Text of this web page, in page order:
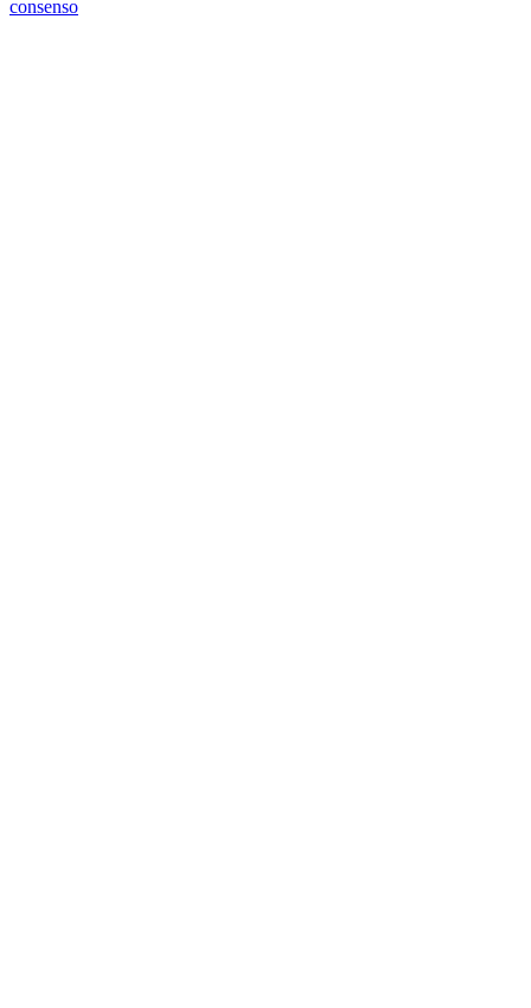
consenso